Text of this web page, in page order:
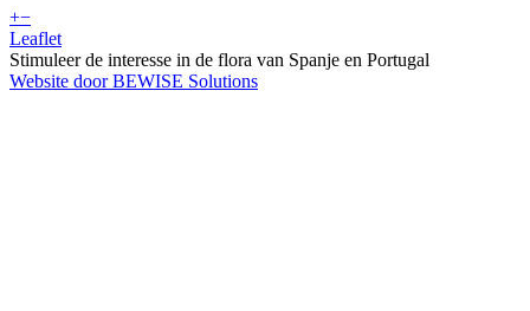
+−
Leaflet
Stimuleer de interesse in de flora van Spanje en Portugal
Website door BEWISE Solutions